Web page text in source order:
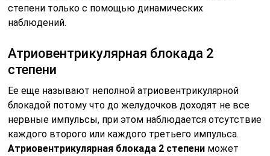
степени только с помощью динамических
наблюдений.
Атриовентрикулярная блокада 2
степени
Ее еще называют неполной атриовентрикулярной
блокадой потому что до желудочков доходят не все
нервные импульсы, при этом наблюдается отсутствие
каждого второго или каждого третьего импульса.
Атриовентрикулярная блокада 2 степени может